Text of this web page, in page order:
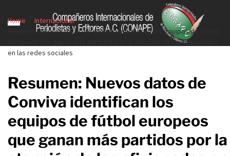
Home
Internacional
Resumen: Nuevos datos de Conviva identifican los equipos de fútbol
europeos que ganan más partidos por la atención de los aficionados
en las redes sociales
Resumen: Nuevos datos de
Conviva identifican los
equipos de fútbol europeos
que ganan más partidos por la